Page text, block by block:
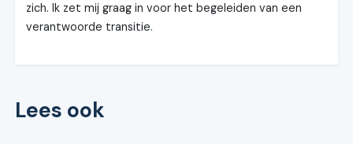
zich. Ik zet mij graag in voor het begeleiden van een
verantwoorde transitie.
Lees ook